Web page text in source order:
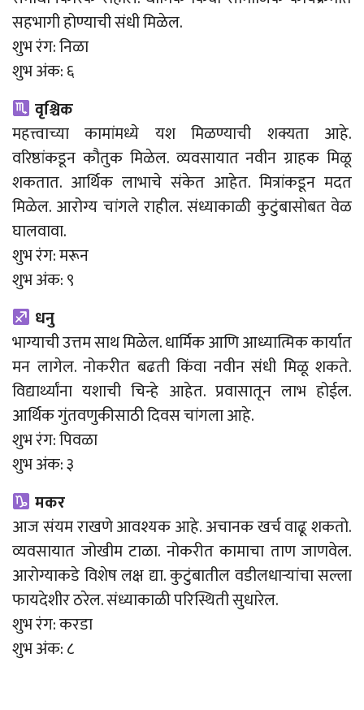
सहभागी होण्याची संधी मिळेल.
शुभ रंग: निळा
शुभ अंक: ६
वृश्चिक
महत्त्वाच्या कामांमध्ये यश मिळण्याची शक्यता आहे.
वरिष्ठांकडून कौतुक मिळेल. व्यवसायात नवीन ग्राहक मिळू
शकतात. आर्थिक लाभाचे संकेत आहेत. मित्रांकडून मदत
मिळेल. आरोग्य चांगले राहील. संध्याकाळी कुटुंबासोबत वेळ
घालवावा.
शुभ रंग: मरून
शुभ अंक: ९
धनु
भाग्याची उत्तम साथ मिळेल. धार्मिक आणि आध्यात्मिक कार्यात
मन लागेल. नोकरीत बढती किंवा नवीन संधी मिळू शकते.
विद्यार्थ्यांना यशाची चिन्हे आहेत. प्रवासातून लाभ होईल.
आर्थिक गुंतवणुकीसाठी दिवस चांगला आहे.
शुभ रंग: पिवळा
शुभ अंक: ३
मकर
आज संयम राखणे आवश्यक आहे. अचानक खर्च वाढू शकतो.
व्यवसायात जोखीम टाळा. नोकरीत कामाचा ताण जाणवेल.
आरोग्याकडे विशेष लक्ष द्या. कुटुंबातील वडीलधाऱ्यांचा सल्ला
फायदेशीर ठरेल. संध्याकाळी परिस्थिती सुधारेल.
शुभ रंग: करडा
शुभ अंक: ८